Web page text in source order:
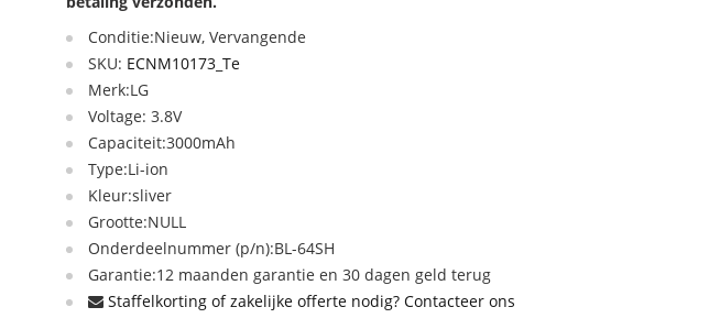
Conditie:Nieuw, Vervangende
SKU: ECNM10173_Te
Merk:LG
Voltage: 3.8V
Capaciteit:3000mAh
Type:Li-ion
Kleur:sliver
Grootte:NULL
Onderdeelnummer (p/n):BL-64SH
Garantie:12 maanden garantie en 30 dagen geld terug
Staffelkorting of zakelijke offerte nodig? Contacteer ons